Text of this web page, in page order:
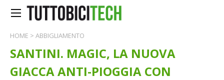
HOME > ABBIGLIAMENTO
SANTINI. MAGIC, LA NUOVA
GIACCA ANTI-PIOGGIA CON